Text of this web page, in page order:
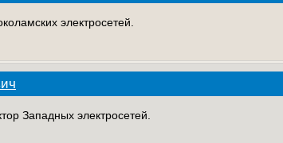
электросетей.
Западных электросетей.